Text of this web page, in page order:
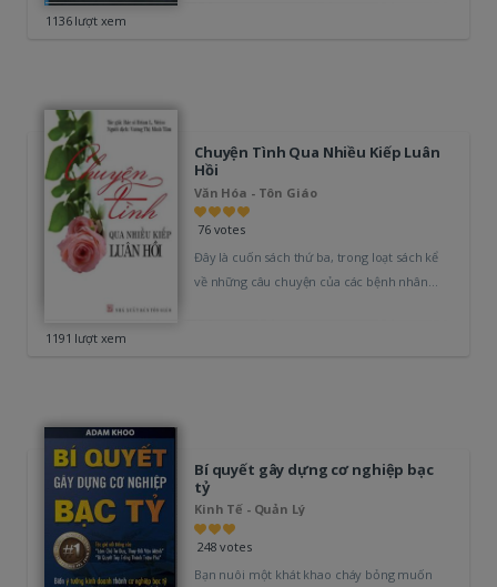
1136 lượt xem
Chuyện Tình Qua Nhiều Kiếp Luân
Hồi
Văn Hóa - Tôn Giáo
76 votes
Đây là cuốn sách thứ ba, trong loạt sách kể
về những câu chuyện của các bệnh nhân
1191 lượt xem
Bí quyết gây dựng cơ nghiệp bạc
tỷ
Kinh Tế - Quản Lý
248 votes
Bạn nuôi một khát khao cháy bỏng muốn